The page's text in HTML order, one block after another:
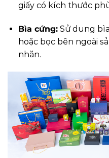
giấy có kích thước
Bìa cứng:Sử dụng
hoặc bọc bên ngoài
nhăn.